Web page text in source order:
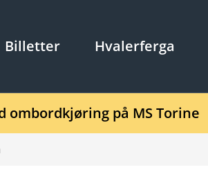
Billetter Hvalerferga
ombordkjøring på MS Torine